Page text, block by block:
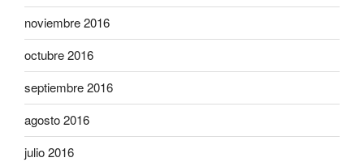
noviembre 2016
octubre 2016
septiembre 2016
agosto 2016
julio 2016